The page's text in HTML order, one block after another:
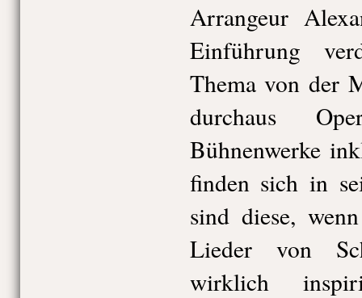
Arrangeur
Einführung
Thema von der
durchaus
Bühnenwerke
finden sich in
sind diese,
Lieder von
wirklich